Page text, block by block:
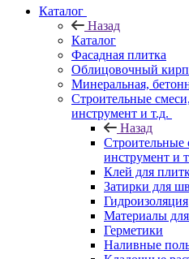
Каталог
Назад
Каталог
Фасадная плитка
Облицовочный
Минеральная,
Строительные
инструмент и т.д.
Назад
Строительные
инструмент и
Клей для
Затирки для
Гидроизоляция
Материалы для
Герметики
Наливные